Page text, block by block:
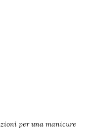
per una manicure